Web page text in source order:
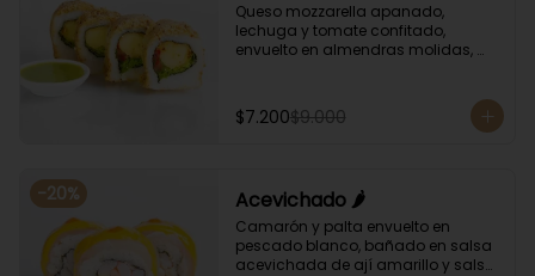
Queso mozzarella apanado,
lechuga y tomate confitado,
envuelto en almendras molidas,
$7.200$9.000
-20% Acevichado 🌶️
Camarón y palta envuelto en
pescado blanco, bañado en salsa
acevichada de ají amarillo y salsa